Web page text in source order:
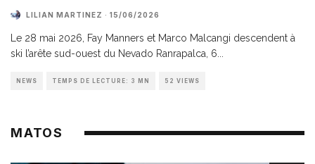
LILIAN MARTINEZ · 15/06/2026
Le 28 mai 2026, Fay Manners et Marco Malcangi descendent à
ski l’arête sud-ouest du Nevado Ranrapalca, 6
NEWS TEMPS DE LECTURE: 3 MN 52 VIEWS
MATOS